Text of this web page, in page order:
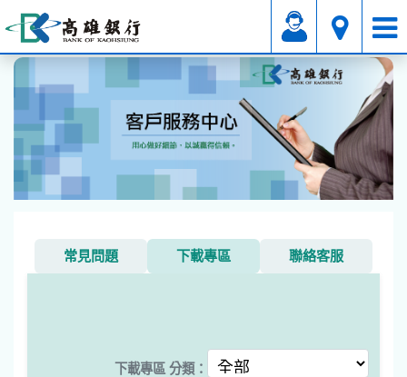
其它 下載專區
常見問題 下載專區 聯絡客服
下載專區 分類：